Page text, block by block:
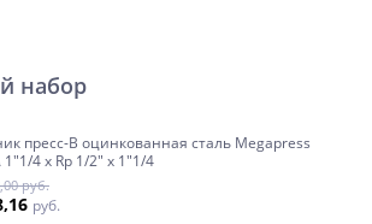
набор
пресс-В оцинкованная сталь Megapress
1"1/4 х Rp 1/2" х 1"1/4
руб.
руб.